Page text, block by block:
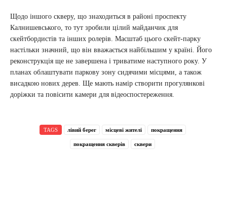
Щодо іншого скверу, що знаходиться в районі проспекту
Калнишевського, то тут зробили цілий майданчик для
скейтбордистів та інших ролерів. Масштаб цього скейт-парку
настільки значний, що він вважається найбільшим у країні. Його
реконструкція ще не завершена і триватиме наступного року. У
планах облаштувати паркову зону сидячими місцями, а також
висадкою нових дерев. Ще мають намір створити прогулянкові
доріжки та повісити камери для відеоспостереження.
TAGS лівий берег місцеві жителі покращення
покращення скверів сквери